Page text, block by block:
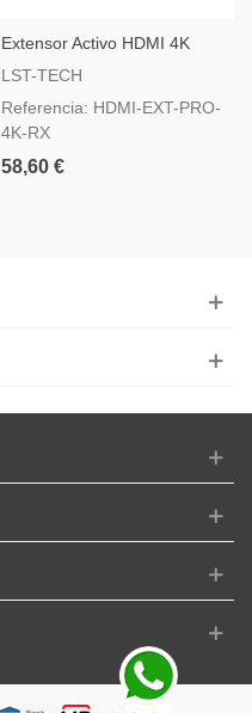
Extensor Activo HDMI 4K
PRO RX
LST-TECH
Referencia: HDMI-EXT-PRO-
4K-RX
58,60 €